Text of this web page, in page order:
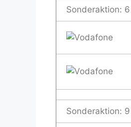
Sonderaktion:
Sonderaktion: